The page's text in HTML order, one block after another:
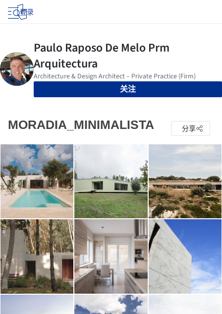
登录
关注
MORADIA_MINIMALISTA 分享